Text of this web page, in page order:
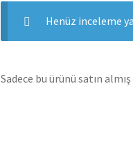
Henüz inceleme
Sadece bu ürünü satın